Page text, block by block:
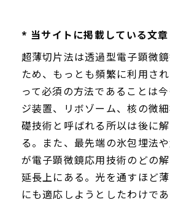
* 当サイトに掲載している文章
超薄切片法は透過型電子顕微
ため、もっとも頻繁に利用さ
って必須の方法であることは
ジ装置、リボゾーム、核の微
礎技術と呼ばれる所以は後に
る。また、最先端の氷包埋法
が電子顕微鏡応用技術のどの
延長上にある。光を通すほど
にも適応しようとしたわけで